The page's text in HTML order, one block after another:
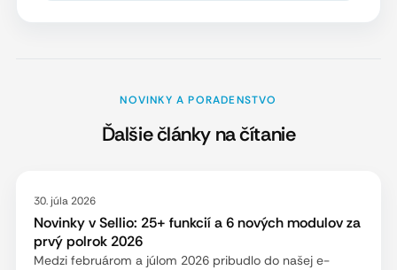
NOVINKY A PORADENSTVO
Ďalšie články na čítanie
30. júla 2026
Novinky v Sellio: 25+ funkcií a 6 nových modulov za
prvý polrok 2026
Medzi februárom a júlom 2026 pribudlo do našej e-